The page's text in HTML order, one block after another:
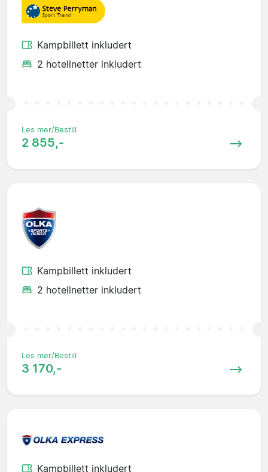
Kampbillett inkludert
2 hotellnetter inkludert
Les mer/Bestill
2 855,-
Kampbillett inkludert
2 hotellnetter inkludert
Les mer/Bestill
3 170,-
Kampbillett inkludert